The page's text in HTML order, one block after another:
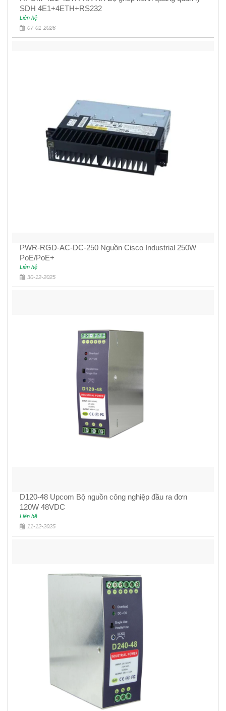
SDH 4E1+4ETH+RS232
Liên hệ
07-01-2026
PWR-RGD-AC-DC-250 Nguồn Cisco Industrial 250W
PoE/PoE+
Liên hệ
30-12-2025
D120-48 Upcom Bộ nguồn công nghiệp đầu ra đơn
120W 48VDC
Liên hệ
11-12-2025